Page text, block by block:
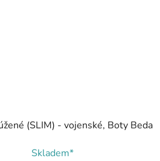
(SLIM) - vojenské, Boty Beda
Skladem*